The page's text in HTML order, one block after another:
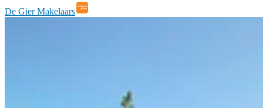
De Gier Makelaars